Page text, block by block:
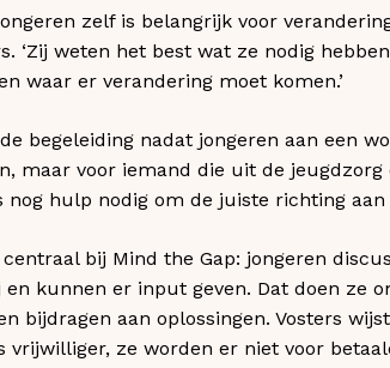
zelf is belangrijk voor
‘Zij weten het best wat ze nodig
waar er verandering moet komen.’
begeleiding nadat jongeren aan een
maar voor iemand die uit de
nog hulp nodig om de juiste richting
bij Mind the Gap: jongeren
en kunnen er input geven. Dat doen ze
bijdragen aan oplossingen. Vosters
vrijwilliger, ze worden er niet voor